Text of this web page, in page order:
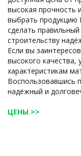
высокая прочность
выбрать продукцию
сделать
строительству
Если вы
высокого качества,
характеристикам
Воспользовавшись
надёжный и
ЦЕНЫ >>